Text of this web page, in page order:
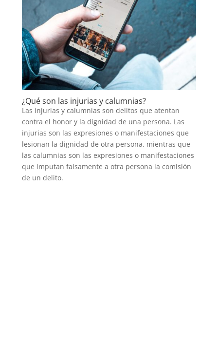
¿Qué son las injurias y calumnias?
Las injurias y calumnias son delitos que atentan
contra el honor y la dignidad de una persona. Las
injurias son las expresiones o manifestaciones que
lesionan la dignidad de otra persona, mientras que
las calumnias son las expresiones o manifestaciones
que imputan falsamente a otra persona la comisión
de un delito.